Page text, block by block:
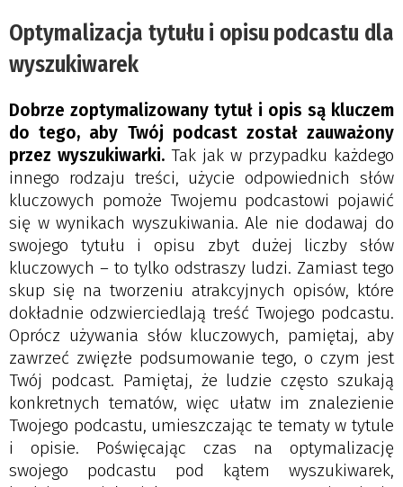
Optymalizacja tytułu i opisu podcastu dla
wyszukiwarek
Dobrze zoptymalizowany tytuł i opis są kluczem
do tego, aby Twój podcast został zauważony
przez wyszukiwarki. Tak jak w przypadku każdego
innego rodzaju treści, użycie odpowiednich słów
kluczowych pomoże Twojemu podcastowi pojawić
się w wynikach wyszukiwania. Ale nie dodawaj do
swojego tytułu i opisu zbyt dużej liczby słów
kluczowych – to tylko odstraszy ludzi. Zamiast tego
skup się na tworzeniu atrakcyjnych opisów, które
dokładnie odzwierciedlają treść Twojego podcastu.
Oprócz używania słów kluczowych, pamiętaj, aby
zawrzeć zwięzłe podsumowanie tego, o czym jest
Twój podcast. Pamiętaj, że ludzie często szukają
konkretnych tematów, więc ułatw im znalezienie
Twojego podcastu, umieszczając te tematy w tytule
i opisie. Poświęcając czas na optymalizację
swojego podcastu pod kątem wyszukiwarek,